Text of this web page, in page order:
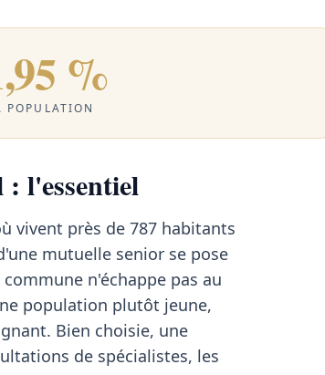
%
POPULATION
l'essentiel
vivent près de 787 habitants
mutuelle senior se pose
n'échappe pas au
population plutôt jeune,
Bien choisie, une
de spécialistes, les